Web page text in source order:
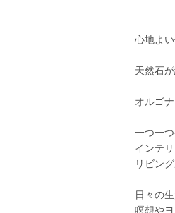
心地よ
天然石
オルゴ
一つ一
インテ
リビン
日々の
瞑想や